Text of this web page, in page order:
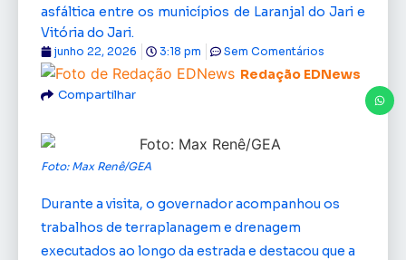
asfáltica entre os municípios de Laranjal do Jari e
Vitória do Jari.
Redação EDNews
junho 22, 2026 3:18 pm Sem Comentários
Compartilhar
Foto: Max Renê/GEA
Durante a visita, o governador acompanhou os
trabalhos de terraplanagem e drenagem
executados ao longo da estrada e destacou que a